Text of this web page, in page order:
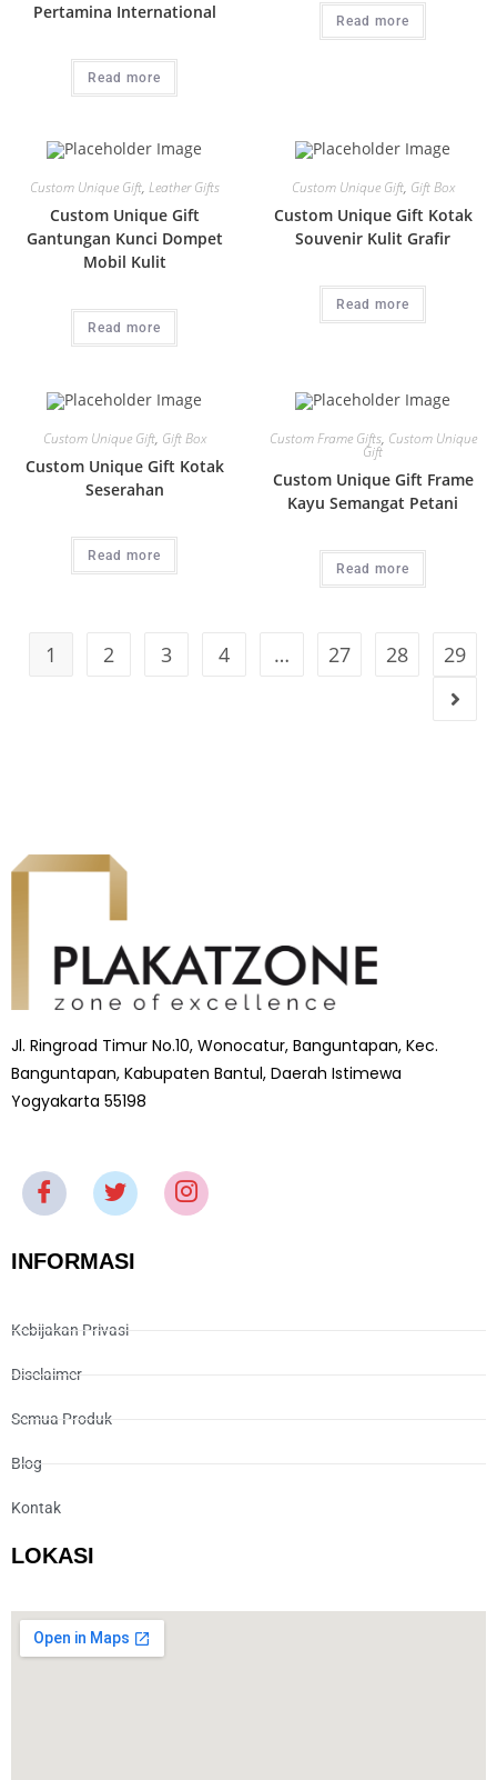
Pertamina International
Read more
Read more
Custom Unique Gift, Leather Gifts
Custom Unique Gift
Gantungan Kunci Dompet
Mobil Kulit
Read more
Custom Unique Gift, Gift Box
Custom Unique Gift Kotak
Souvenir Kulit Grafir
Read more
Custom Unique Gift, Gift Box
Custom Unique Gift Kotak
Seserahan
Read more
Custom Frame Gifts, Custom Unique
Gift
Custom Unique Gift Frame
Kayu Semangat Petani
Read more
1 2 3 4 … 27 28 29
Jl. Ringroad Timur No.10, Wonocatur, Banguntapan, Kec.
Banguntapan, Kabupaten Bantul, Daerah Istimewa
Yogyakarta 55198
INFORMASI
Kebijakan Privasi
Disclaimer
Semua Produk
Blog
Kontak
LOKASI